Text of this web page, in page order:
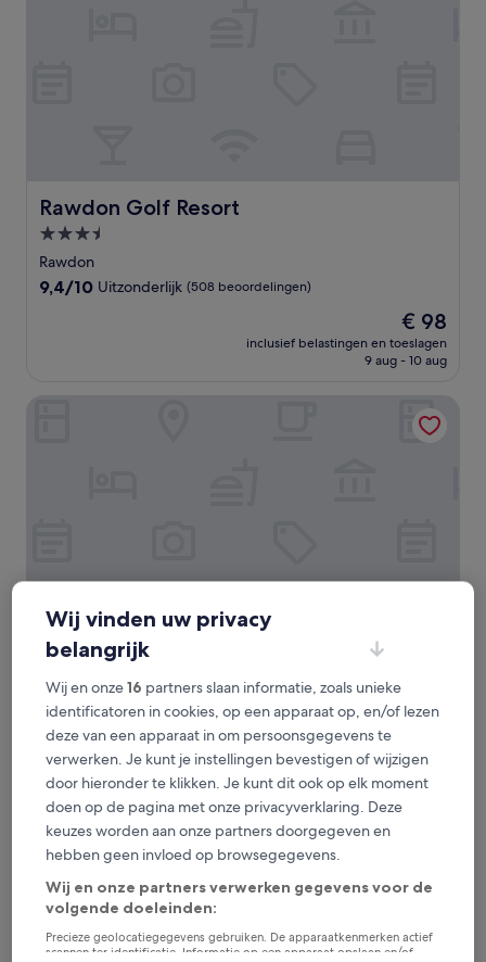
Rawdon Golf Resort
Rawdon Golf Resort
3.5-
sterrenaccommodatie
Rawdon
9.4
9,4/10 Uitzonderlijk (508 beoordelingen)
De
prijs
is
€ 98
inclusief belastingen en toeslagen
9 aug - 10 aug
Hotel Le Riviera
Hotel Le Riviera
2.0-
sterrenaccommodatie
Rawdon
8.6
van
10,
Uitstekend,
(96
beoordelingen)
8,6/10 Uitstekend (96 beoordelingen)
prijs
is
€ 92
inclusief belastingen en toeslagen
Estonia Hébergement Nature
Wij vinden uw privacy
belangrijk
Wij en onze16 partners slaan informatie, zoals unieke
identificatoren in cookies, op een apparaat op, en/of lezen
deze van een apparaat in om persoonsgegevens te
verwerken. Je kunt je instellingen bevestigen of wijzigen
door hieronder te klikken. Je kunt dit ook op elk moment
doen op de pagina met onze privacyverklaring. Deze
keuzes worden aan onze partners doorgegeven en
hebben geen invloed op browsegegevens.
Wij en onze partners verwerken gegevens voor de
volgende doeleinden:
Precieze geolocatiegegevens gebruiken. De apparaatkenmerken actief
scannen ter identificatie. Informatie op een apparaat opslaan en/of